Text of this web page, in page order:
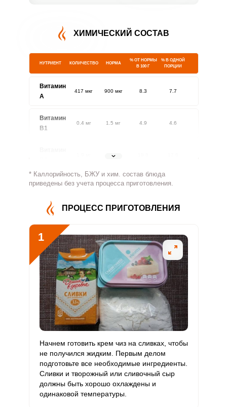
ХИМИЧЕСКИЙ СОСТАВ
НУТРИЕНТ КОЛИЧЕСТВО НОРМА
% ОТ НОРМЫ
В 100 Г
% В ОДНОЙ
ПОРЦИИ
Витамин
A
417 мкг 900 мкг 8.3 7.7
Витамин
В1
0.4 мг 1.5 мг 4.9 4.6
1.8 мг
Витамин
186.8 мг 500 мг 6.7 6.2
Витамин
В5
Витамин
В6
1 мг 2 мг 8.8 8.2
Витамин
В9
190 мкг 400 мкг 8.5 7.9
Витамин
В12
5.3 мкг 3 мкг 31.4 29.3
Витамин
С
3.8 мкг 90 мкг 0.8 0.7
Витамин
D
0.2 мкг 0.4
* Каллорийность, БЖУ и хим. состав блюда
приведены без учета процесса приготовления.
ПРОЦЕСС ПРИГОТОВЛЕНИЯ
1
Начнем готовить крем чиз на сливках, чтобы
не получился жидким. Первым делом
подготовьте все необходимые ингредиенты.
Сливки и творожный или сливочный сыр
должны быть хорошо охлаждены и
одинаковой температуры.